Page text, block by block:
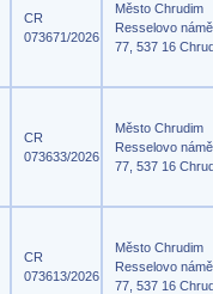
CR
073671/2026
Město Chrudim
Resselovo
77, 537 16
CR
073633/2026
Město Chrudim
Resselovo
77, 537 16
CR
073613/2026
Město Chrudim
Resselovo
77, 537 16